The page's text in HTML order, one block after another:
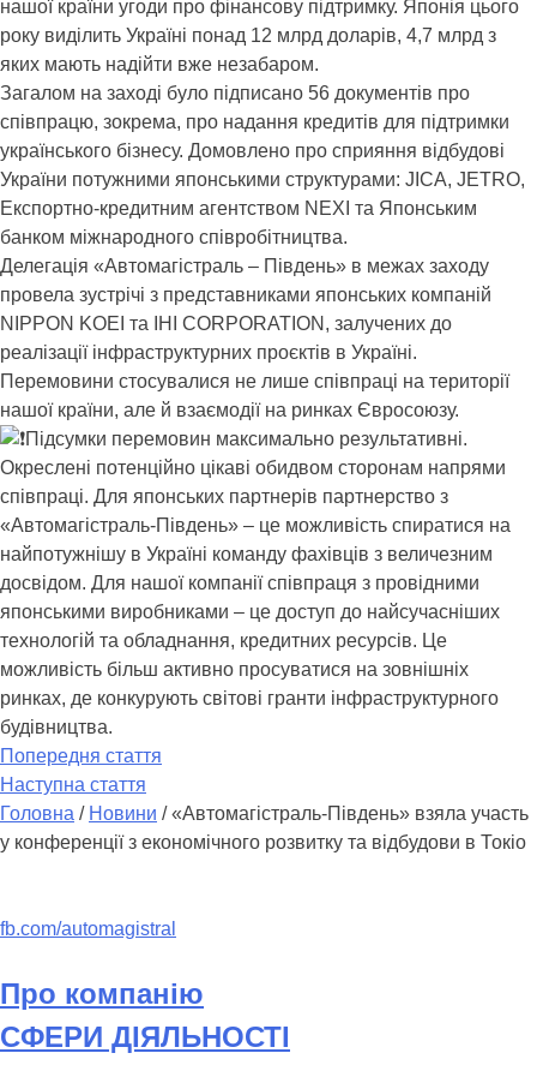
нашої країни угоди про фінансову підтримку. Японія цього
року виділить Україні понад 12 млрд доларів, 4,7 млрд з
яких мають надійти вже незабаром.
Загалом на заході було підписано 56 документів про
співпрацю, зокрема, про надання кредитів для підтримки
українського бізнесу. Домовлено про сприяння відбудові
України потужними японськими структурами: JICA, JETRO,
Експортно-кредитним агентством NEXI та Японським
банком міжнародного співробітництва.
Делегація «Автомагістраль – Південь» в межах заходу
провела зустрічі з представниками японських компаній
NIPPON KOEI та ІНІ CORPORATION, залучених до
реалізації інфраструктурних проєктів в Україні.
Перемовини стосувалися не лише співпраці на території
нашої країни, але й взаємодії на ринках Євросоюзу.
Підсумки перемовин максимально результативні.
Окреслені потенційно цікаві обидвом сторонам напрями
співпраці. Для японських партнерів партнерство з
«Автомагістраль-Південь» – це можливість спиратися на
найпотужнішу в Україні команду фахівців з величезним
досвідом. Для нашої компанії співпраця з провідними
японськими виробниками – це доступ до найсучасніших
технологій та обладнання, кредитних ресурсів. Це
можливість більш активно просуватися на зовнішніх
ринках, де конкурують світові гранти інфраструктурного
будівництва.
Попередня стаття
Наступна стаття
Головна / Новини / «Автомагістраль-Південь» взяла участь
у конференції з економічного розвитку та відбудови в Токіо
fb.com/automagistral
Про компанію
СФЕРИ ДІЯЛЬНОСТІ